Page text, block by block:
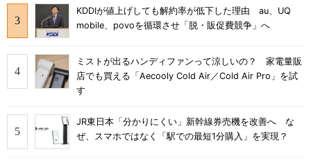
KDDIが値上げしても解約率が低下した理由 au、UQ
mobile、povoを循環させ「脱・販促費競争」へ
ミストが出るハンディファンって涼しいの？ 家電量販
店でも買える「Aecooly Cold Air／Cold Air Pro」を試
す
JR東日本「分かりにくい」新幹線券売機を改善へ な
ぜ、スマホではなく「駅での最短1分購入」を実現？